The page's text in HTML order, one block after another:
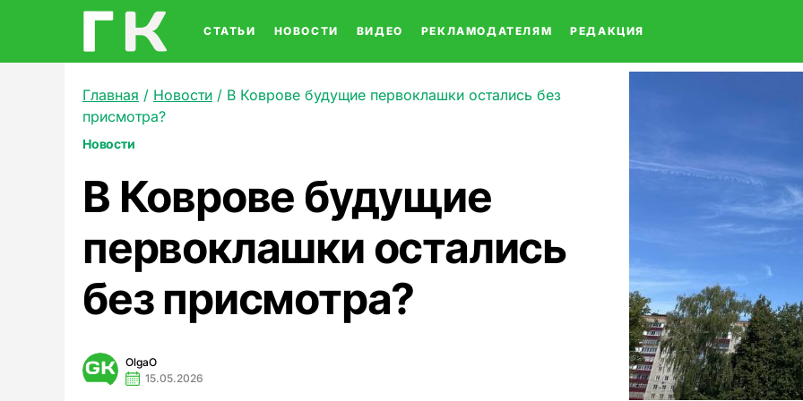
СТАТЬИ НОВОСТИ ВИДЕО РЕКЛАМОДАТЕЛЯМ РЕДАКЦИЯ
Главная / Новости / В Коврове будущие первоклашки остались без
присмотра?
Новости
В Коврове будущие
первоклашки остались
без присмотра?
OlgaO
15.05.2026